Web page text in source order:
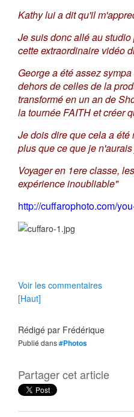
Kathy lui a dit qu'il
Je suis donc allé au
cette extraordinaire vidéo
George a été assez
dehors de celles de la
transformé en un an de
la tournée FAITH et créer
Je dois dire que cela a
plus que ce que je
Voyager en 1ere classe,
expérience inoubliable"
http://cuffarophoto.com/
Voir les commentaires
[Haut]
Rédigé par Frédérique
Publié dans#Photos
Partager cet article